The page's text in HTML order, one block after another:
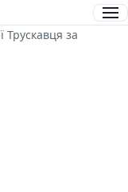
Трускавця за